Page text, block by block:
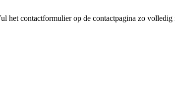
contactformulier op de contactpagina zo